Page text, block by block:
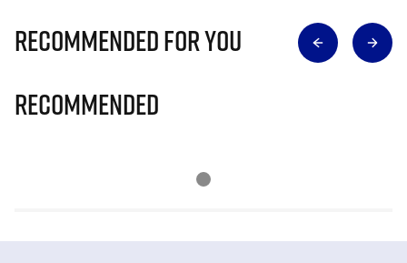
Recommended for you
Recommended